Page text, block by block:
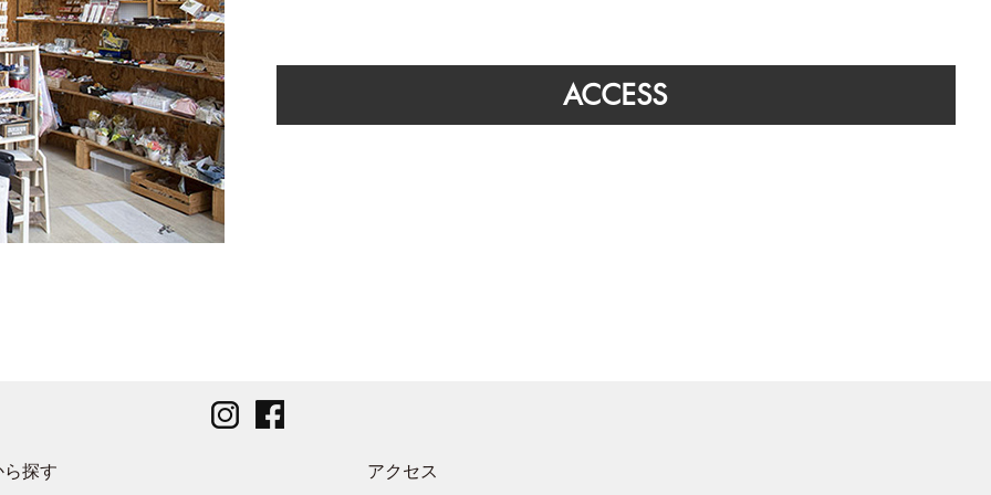
ACCESS
探す アクセス